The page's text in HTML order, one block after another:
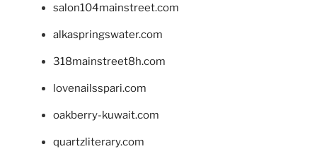
salon104mainstreet.com
alkaspringswater.com
318mainstreet8h.com
lovenailsspari.com
oakberry-kuwait.com
quartzliterary.com